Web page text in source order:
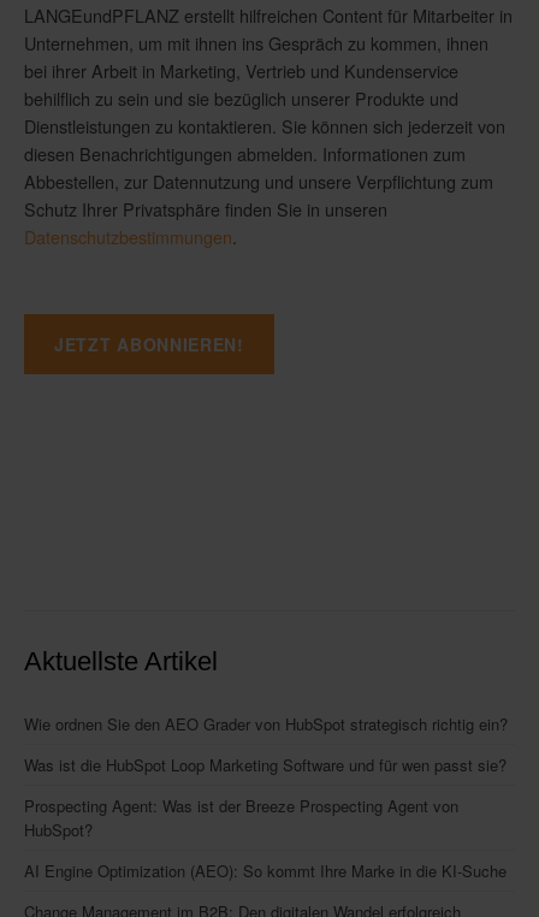
LANGEundPFLANZ erstellt hilfreichen Content für Mitarbeiter in
Unternehmen, um mit ihnen ins Gespräch zu kommen, ihnen
bei ihrer Arbeit in Marketing, Vertrieb und Kundenservice
behilflich zu sein und sie bezüglich unserer Produkte und
Dienstleistungen zu kontaktieren. Sie können sich jederzeit von
diesen Benachrichtigungen abmelden. Informationen zum
Abbestellen, zur Datennutzung und unsere Verpflichtung zum
Schutz Ihrer Privatsphäre finden Sie in unseren
Datenschutzbestimmungen
Aktuellste Artikel
Wie ordnen Sie den AEO Grader von HubSpot strategisch richtig ein?
Was ist die HubSpot Loop Marketing Software und für wen passt sie?
Prospecting Agent: Was ist der Breeze Prospecting Agent von
HubSpot?
AI Engine Optimization (AEO): So kommt Ihre Marke in die KI-Suche
Change Management im B2B: Den digitalen Wandel erfolgreich